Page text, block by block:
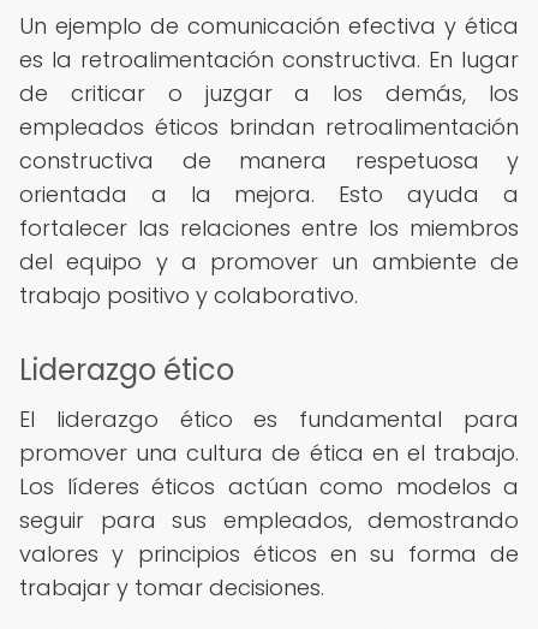
Un ejemplo de comunicación efectiva y ética
es la retroalimentación constructiva. En lugar
de criticar o juzgar a los demás, los
empleados éticos brindan retroalimentación
constructiva de manera respetuosa y
orientada a la mejora. Esto ayuda a
fortalecer las relaciones entre los miembros
del equipo y a promover un ambiente de
trabajo positivo y colaborativo.
Liderazgo ético
El liderazgo ético es fundamental para
promover una cultura de ética en el trabajo.
Los líderes éticos actúan como modelos a
seguir para sus empleados, demostrando
valores y principios éticos en su forma de
trabajar y tomar decisiones.